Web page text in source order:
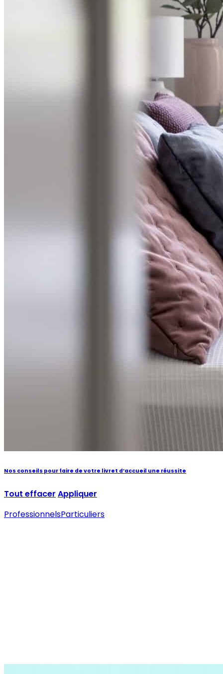
Nos conseils pour faire de votre livret d’accueil une réussite
Tout effacer Appliquer
ProfessionnelsParticuliers